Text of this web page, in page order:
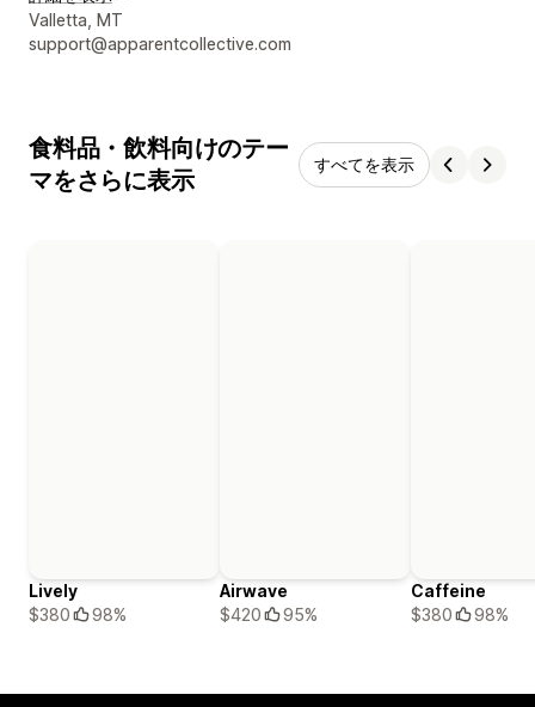
デザイナーの連絡先情報
Valletta, MT
support@apparentcollective.com
食料品・飲料向けのテー
マをさらに表示
すべてを表示
Lively
$380
98%
Airwave
$420
95%
Caffeine
$380
98%